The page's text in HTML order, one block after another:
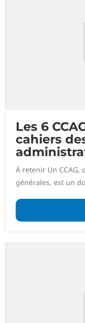
Les 6
cahiers
À retenir Un CCAG,
générales, est un